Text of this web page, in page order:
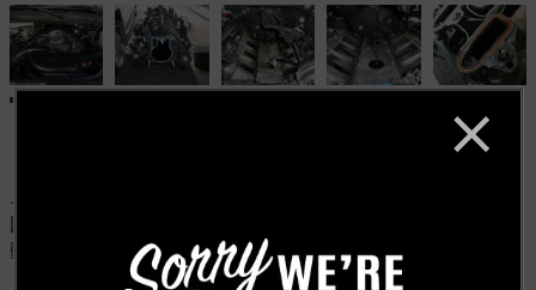
ユーコンデナリの冷間時エンジン不調の修理です。 今
回、修理で入庫されたデナリは冷間時のみエンジンの振
動が大きく、アイドリングの落ち込みも激しく 暫くする
とチェックエンジンが点灯してしまう、との事です。 エ